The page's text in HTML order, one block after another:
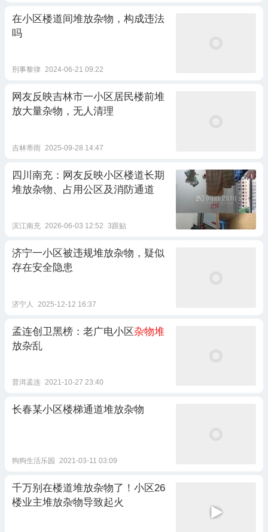
在小区楼道间堆放杂物，构成违法
吗
刑事黎律 2024-06-21 09:22
网友反映吉林市一小区居民楼前堆
放大量杂物，无人清理
吉林蒂雨 2025-09-28 14:47
四川南充：网友反映小区楼道长期
堆放杂物、占用公区及消防通道
滨江南充 2026-06-03 12:52 3跟贴
济宁一小区被违规堆放杂物，疑似
存在安全隐患
济宁人 2025-12-12 16:37
孟连创卫黑榜：老广电小区杂物堆
放杂乱
普洱孟连 2021-10-27 23:40
长春某小区楼梯通道堆放杂物
狗狗生活乐园 2021-03-11 03:09
千万别在楼道堆放杂物了！小区26
楼业主堆放杂物导致起火